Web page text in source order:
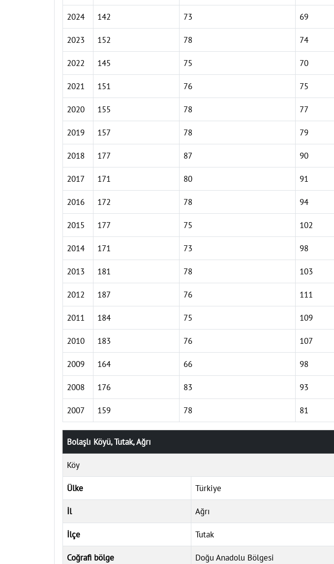
2024 142 73 69
2023 152 78 74
2022 145 75 70
2021 151 76 75
2020 155 78 77
2019 157 78 79
2018 177 87 90
2017 171 80 91
2016 172 78 94
2015 177 75 102
2014 171 73 98
2013 181 78 103
2012 187 76 111
2011 184 75 109
2010 183 76 107
2009 164 66 98
2008 176 83 93
2007 159 78 81
Bolaşlı Köyü, Tutak, Ağrı
Köy
Ülke Türkiye
İl Ağrı
İlçe Tutak
Coğrafi bölge Doğu Anadolu Bölgesi